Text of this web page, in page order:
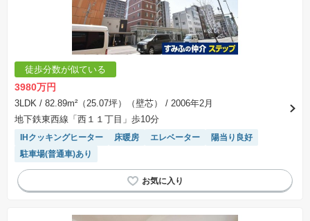
徒歩分数が似ている
3980万円
3LDK / 82.89m²（25.07坪）（壁芯）
/ 2006年2月
地下鉄東西線「西１１丁目」歩10分
IHクッキングヒーター 床暖房 エレベーター
陽当り良好
駐車場(普通車)あり